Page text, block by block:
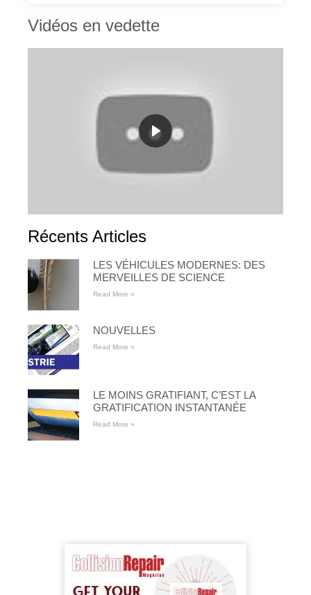
Vidéos en vedette
Récents Articles
LES VÉHICULES MODERNES: DES
MERVEILLES DE SCIENCE
Read More »
NOUVELLES
Read More »
LE MOINS GRATIFIANT, C’EST LA
GRATIFICATION INSTANTANÉE
Read More »